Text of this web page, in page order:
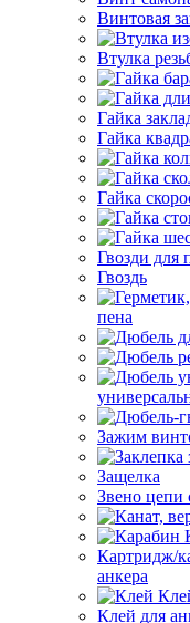
Винтовая
Втулка
Гайка
Гайка
Гайка
Гвозди для
Гвоздь
пена
Зажим
Защелка
Звено цепи
Картридж/
анкера
Клей для